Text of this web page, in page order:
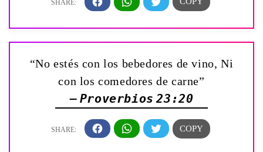
“No estés con los bebedores de vino, Ni
con los comedores de carne”
— Proverbios 23:20